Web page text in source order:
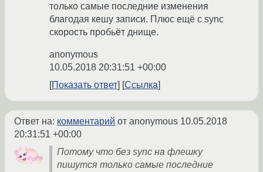
только самые последние изменения
благодая кешу записи. Плюс ещё с sync
скорость пробьёт днище.
anonymous
10.05.2018 20:31:51 +00:00
Показать ответ
Ссылка
Ответ на: комментарий от anonymous 10.05.2018
20:31:51 +00:00
Потому что без sync на флешку
пишутся только самые последние